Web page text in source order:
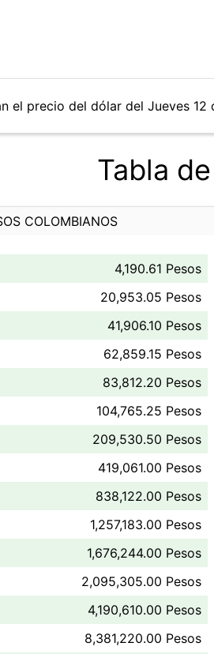
el precio del dólar del Jueves
Tabla
COLOMBIANOS
4,190.61 Pesos
20,953.05 Pesos
41,906.10 Pesos
62,859.15 Pesos
83,812.20 Pesos
104,765.25 Pesos
209,530.50 Pesos
419,061.00 Pesos
838,122.00 Pesos
1,257,183.00 Pesos
1,676,244.00 Pesos
2,095,305.00 Pesos
4,190,610.00 Pesos
8,381,220.00 Pesos